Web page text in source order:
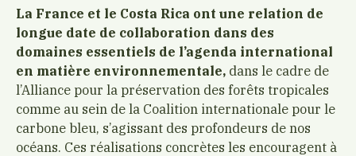
La France et le Costa Rica ont une relation de
longue date de collaboration dans des
domaines essentiels de l’agenda international
en matière environnementale, dans le cadre de
l’Alliance pour la préservation des forêts tropicales
comme au sein de la Coalition internationale pour le
carbone bleu, s’agissant des profondeurs de nos
océans. Ces réalisations concrètes les encouragent à